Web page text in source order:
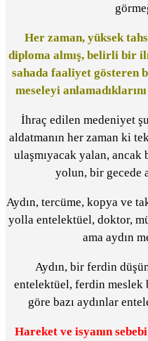
Her zaman, yüksek
diploma almış, belirli bir
sahada faaliyet gösteren
meseleyi
İhraç edilen medeniyet
aldatmanın her zaman ki
ulaşmıyacak yalan,
yolun, bir gecede
Aydın, tercüme, kopya ve
yolla entelektüel, doktor,
ama aydın
Aydın, bir ferdin
entelektüel, ferdin meslek
göre bazı aydınlar
Hareket ve isyanın